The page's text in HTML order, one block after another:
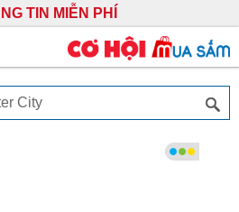
TIN MIỄN PHÍ